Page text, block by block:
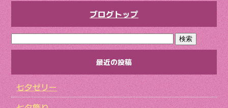
ブログトップ
最近の投稿
七夕ゼリー